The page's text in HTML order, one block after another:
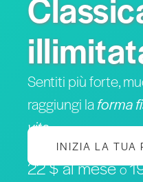
Sentiti più forte,
raggiungi laforma
vita
INIZIA LA TUA
22 $ al meseo